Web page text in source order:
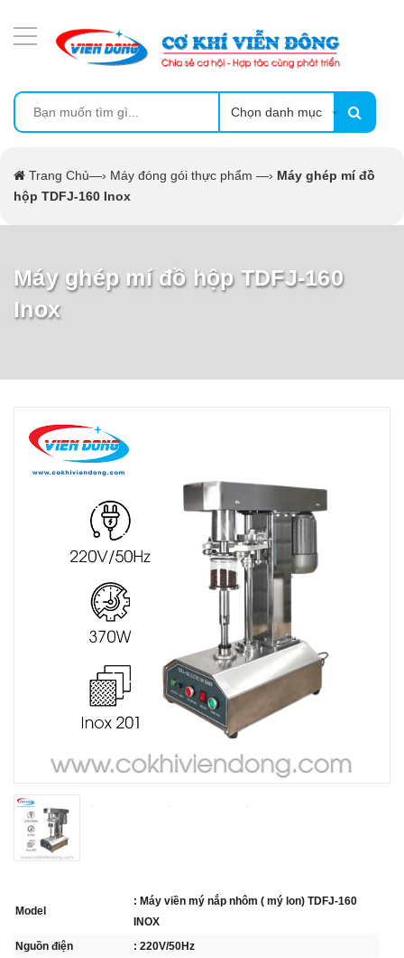
Chọn danh mục
Trang Chủ—› Máy đóng gói thực phẩm —› Máy ghép mí đồ
hộp TDFJ-160 Inox
Máy ghép mí đồ hộp TDFJ-160
Inox
Model
: Máy viền mý nắp nhôm ( mý lon) TDFJ-160
INOX
Nguồn điện
: 220V/50Hz
MÁY ÉP MÍA TẠO BỌT
MÁY RỬA BÁT SIÊU ÂM
CẨM NANG
MÁY CHẾ BIẾN THỰC PHẨM
MÁY CHẾ BIẾN NÔNG SẢN
THIẾT BỊ LÀM ĐỒ ĂN NHANH
THIẾT BỊ LÀM BÁNH
MÁY ĐÓNG GÓI THỰC PHẨM
THIẾT BỊ LẠNH
UNCATEGORIZED